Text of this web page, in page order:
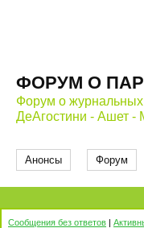
ФОРУМ О
Форум о журнальных
ДеАгостини - Ашет -
Анонсы Форум
Сообщения без ответов |